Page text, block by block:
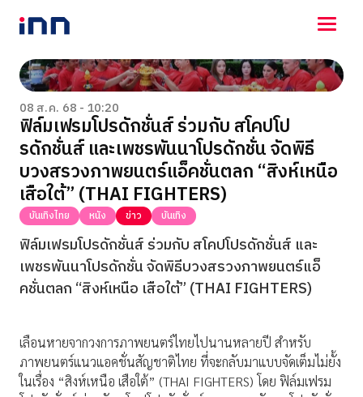
NEWS
ENTERTAINMENT
LIFESTYLE
HOROSCOPE
LOTTERY
VIDEO
ร่วมด้วยช่วยกัน
08 ส.ค. 68 - 10:20
ฟิล์มเฟรมโปรดักชั่นส์ ร่วมกับ สโคปโป
รดักชั่นส์ และเพชรพันนาโปรดักชั่น จัดพิธี
บวงสรวงภาพยนตร์แอ็คชั่นตลก “สิงห์เหนือ
เสือใต้” (THAI FIGHTERS)
บันเทิงไทย หนัง ข่าว บันเทิง
ฟิล์มเฟรมโปรดักชั่นส์ ร่วมกับ สโคปโปรดักชั่นส์ และ
เพชรพันนาโปรดักชั่น จัดพิธีบวงสรวงภาพยนตร์แอ็
คชั่นตลก “สิงห์เหนือ เสือใต้” (THAI FIGHTERS)
เลือนหายจากวงการภาพยนตร์ไทยไปนานหลายปี สำหรับ
ภาพยนตร์แนวแอคชั่นสัญชาติไทย ที่จะกลับมาแบบจัดเต็มไม่ยั้ง
ในเรื่อง “สิงห์เหนือ เสือใต้” (THAI FIGHTERS) โดย ฟิล์มเฟรม